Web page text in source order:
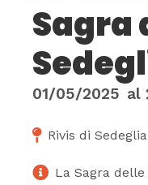
Sagra
01/05/2025 al
Rivis di
La Sagra